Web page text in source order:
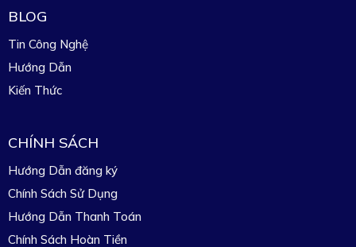
BLOG
Tin Công Nghệ
Hướng Dẫn
Kiến Thức
CHÍNH SÁCH
Hướng Dẫn đăng ký
Chính Sách Sử Dụng
Hướng Dẫn Thanh Toán
Chính Sách Hoàn Tiền